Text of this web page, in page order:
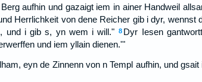
aufhin und gazaigt iem in ainer Handweil
Herrlichkeit von dene Reicher gib i dyr, wennst
und i gib s, yn wem i will." 8 Dyr Iesen
und iem yllain dienen.'"
eyn de Zinnenn von n Templ aufhin, und